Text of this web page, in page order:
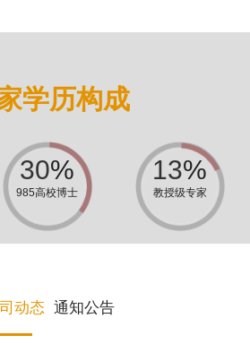
学历构成
35%
985高校博士
15%
教授级专家
动态 通知公告